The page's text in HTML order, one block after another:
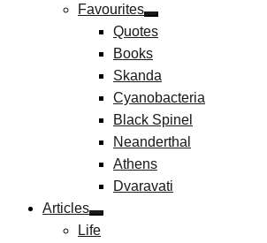
Favourites
Quotes
Books
Skanda
Cyanobacteria
Black Spinel
Neanderthal
Athens
Dvaravati
Articles
Life